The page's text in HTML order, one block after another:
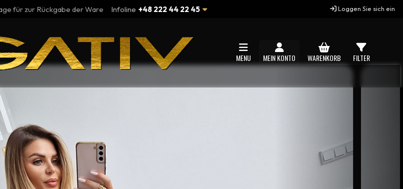
für zur Rückgabe der Ware Infoline +48 222 44 22 45 Loggen Sie sich ein
MENU MEIN KONTO WARENKORB FILTER